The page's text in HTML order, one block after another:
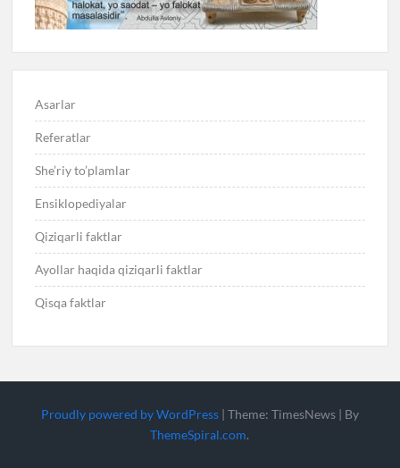
Asarlar
Referatlar
She’riy to’plamlar
Ensiklopediyalar
Qiziqarli faktlar
Ayollar haqida qiziqarli faktlar
Qisqa faktlar
Proudly powered by WordPress | Theme: TimesNews | By
ThemeSpiral.com.